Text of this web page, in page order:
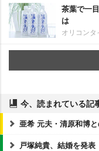
茶葉で一
は
オリコンタ
今、読まれている記
亜希 元夫・清原和博
戸塚純貴、結婚を発表